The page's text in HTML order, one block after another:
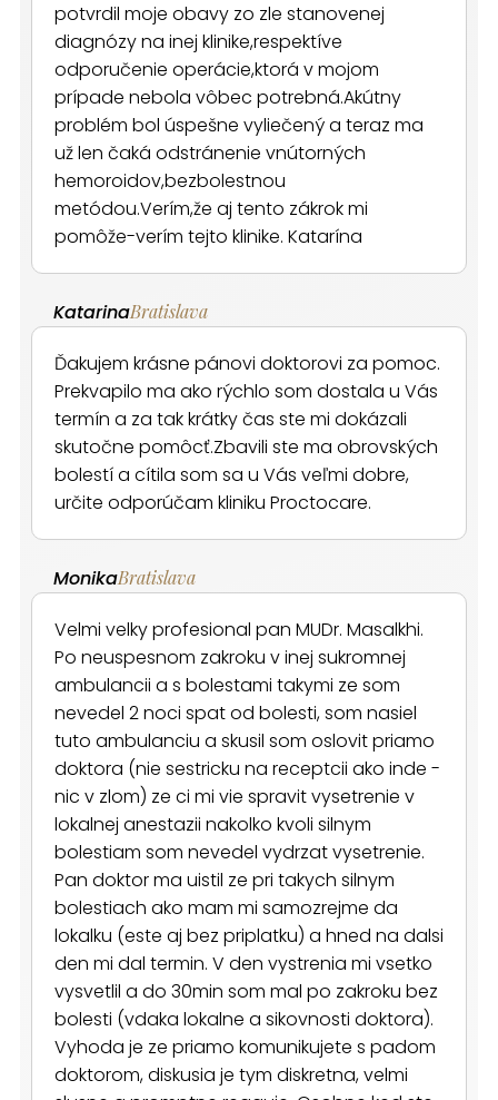
potvrdil moje obavy zo zle stanovenej
diagnózy na inej klinike,respektíve
odporučenie operácie,ktorá v mojom
prípade nebola vôbec potrebná.Akútny
problém bol úspešne vyliečený a teraz ma
už len čaká odstránenie vnútorných
hemoroidov,bezbolestnou
metódou.Verím,že aj tento zákrok mi
pomôže-verím tejto klinike. Katarína
KatarinaBratislava
Ďakujem krásne pánovi doktorovi za pomoc.
Prekvapilo ma ako rýchlo som dostala u Vás
termín a za tak krátky čas ste mi dokázali
skutočne pomôcť.Zbavili ste ma obrovských
bolestí a cítila som sa u Vás veľmi dobre,
určite odporúčam kliniku Proctocare.
MonikaBratislava
Velmi velky profesional pan MUDr. Masalkhi.
Po neuspesnom zakroku v inej sukromnej
ambulancii a s bolestami takymi ze som
nevedel 2 noci spat od bolesti, som nasiel
tuto ambulanciu a skusil som oslovit priamo
doktora (nie sestricku na receptcii ako inde -
nic v zlom) ze ci mi vie spravit vysetrenie v
lokalnej anestazii nakolko kvoli silnym
bolestiam som nevedel vydrzat vysetrenie.
Pan doktor ma uistil ze pri takych silnym
bolestiach ako mam mi samozrejme da
lokalku (este aj bez priplatku) a hned na dalsi
den mi dal termin. V den vystrenia mi vsetko
vysvetlil a do 30min som mal po zakroku bez
bolesti (vdaka lokalne a sikovnosti doktora).
Vyhoda je ze priamo komunikujete s padom
doktorom, diskusia je tym diskretna, velmi